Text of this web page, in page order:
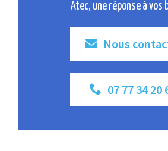
Atec, une réponse à vos
Nous
07 77 34 20